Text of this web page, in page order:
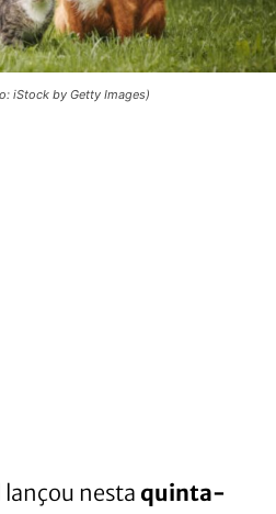
iStock by Getty Images)
lançou nesta quinta-